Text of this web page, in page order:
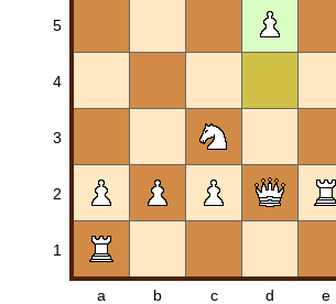
5
4
3
2
1
a b c d e